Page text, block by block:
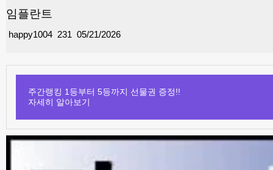
임플란트
231
happy1004 05/21/2026
주간랭킹 1등부터 5등까지 선물권 증정!!
자세히 알아보기